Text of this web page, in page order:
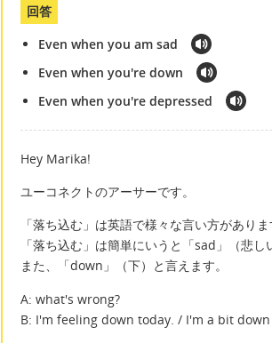
回答
Even when you am sad
Even when you're down
Even when you're depressed
Hey Marika!
ユーコネクトのアーサーです。
「落ち込む」は英語で様々な言い方がありま
「落ち込む」は簡単にいうと「sad」（悲し
また、「down」（下）と言えます。
A: what's wrong?
B: I'm feeling down today. / I'm a bit